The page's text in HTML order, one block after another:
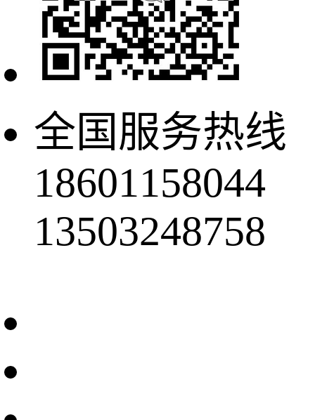
全国服务热线
18601158044
13503248758